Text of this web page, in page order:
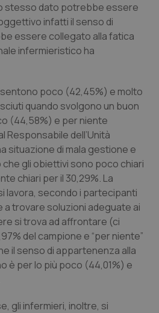
urogenitali
stesso dato potrebbe essere
infatti il senso di
essere collegato alla fatica
infermieristico ha
poco (42,45%) e molto
quando svolgono un buon
(44,58%) e per niente
dell’Unità
situazione di mala gestione e
gli obiettivi sono poco chiari
chiari per il 30,29%. La
lavora, secondo i partecipanti
a trovare soluzioni adeguate ai
si trova ad affrontare (ci
del campione e “per niente”
il senso di appartenenza alla
è per lo più poco (44,01%) e
gli infermieri, inoltre, si